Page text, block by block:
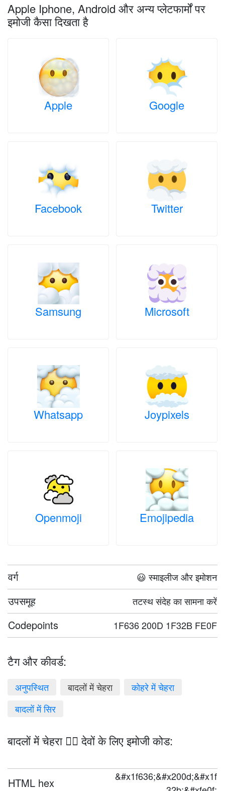
Apple Iphone, Android और अन्य प्लेटफार्मों पर
इमोजी कैसा दिखता है
Apple Google
Facebook Twitter
Samsung Microsoft
Whatsapp Joypixels
Openmoji Emojipedia
वर्ग 😃 स्माइलीज और इमोशन
उपसमूह तटस्थ संदेह का सामना करें
Codepoints 1F636 200D 1F32B FE0F
टैग और कीवर्ड:
अनुपस्थित बादलों में चेहरा
कोहरे में चेहरा
बादलों में सिर
बादलों में चेहरा 😶‍🌫️ देवों के लिए इमोजी कोड:
HTML hex
&#x1f636;&#x200d;&#x1f